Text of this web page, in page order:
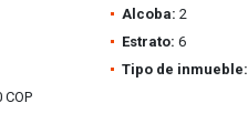
Alcoba: 2
Estrato: 6
Tipo de inmueble:
COP